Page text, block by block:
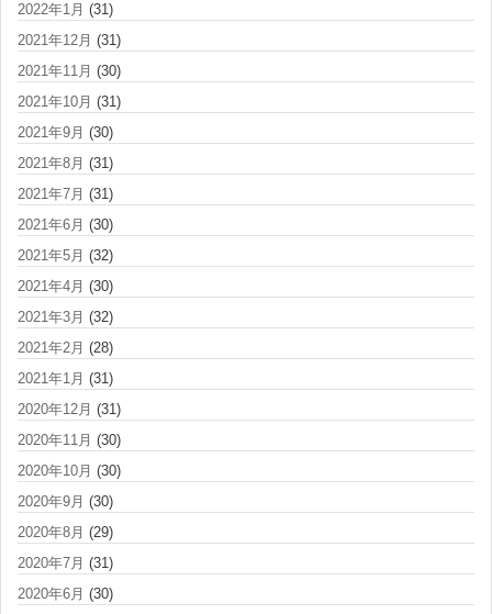
2022年1月 (31)
2021年12月 (31)
2021年11月 (30)
2021年10月 (31)
2021年9月 (30)
2021年8月 (31)
2021年7月 (31)
2021年6月 (30)
2021年5月 (32)
2021年4月 (30)
2021年3月 (32)
2021年2月 (28)
2021年1月 (31)
2020年12月 (31)
2020年11月 (30)
2020年10月 (30)
2020年9月 (30)
2020年8月 (29)
2020年7月 (31)
2020年6月 (30)